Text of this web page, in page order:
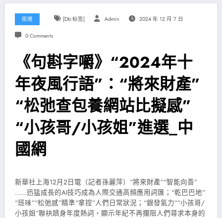
街燈 [db:标签] Admin 2024 年 12 月 7 日
0 Comments
《句斟字嚼》“2024年十
年夜風行語”：“將來財產”
“松弛查包養網站比擬感”
“小孩哥/小孩姐”進選_中
國網
新華社上海12月2日電（記者孫麗萍）“將來財產”“智能向善”
……迅猛成長的AI技巧成為人際交通高頻應用詞匯；“乾巴巴地”
“班味”“松弛感”精準“拿捏”人們日常狀況；“銀發氣力”“小孩哥/
小孩姐”聯袂躋身年度熱詞，顯示年紀不再攔阻人們尋求本身的